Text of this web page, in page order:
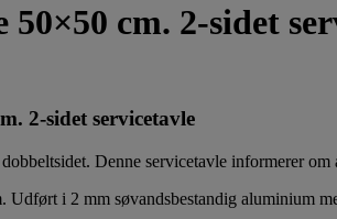
cm. 2-sidet
2-sidet servicetavle
Denne servicetavle informerer
Udført i 2 mm søvandsbestandig aluminium